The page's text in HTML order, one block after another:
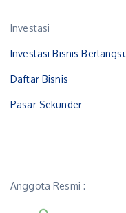
Investasi
Investasi Bisnis
Daftar Bisnis
Pasar Sekunder
Anggota Resmi :